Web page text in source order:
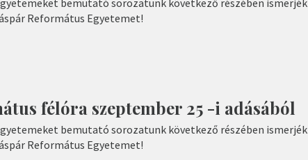
bemutató sorozatunk következő részében ismerjék
Református Egyetemet!
félóra szeptember 25 -i adásából
bemutató sorozatunk következő részében ismerjék
Református Egyetemet!